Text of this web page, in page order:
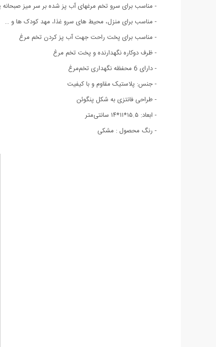
- مناسب برای سرو تخم مرغهای آب پز شده بر سر میز
- مناسب برای منزل، محیط های سرو غذا، مهد کودک ها و …
- مناسب برای پخت راحت جهت آب پز کردن تخم مرغ
- ظرف دوکاره نگهدارنده و پخت تخم مرغ
- دارای 6 محفظه نگهداری تخم‌مرغ
- جنس: پلاستیک مقاوم و با کیفیت
- طراحی فانتزی به شکل پنگوئن
- ابعاد: ۱۵.۵*۱۱*۱۴ سانتی‌متر
- رنگ محصول : مشکی